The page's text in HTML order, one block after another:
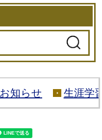
お知らせ 生涯学